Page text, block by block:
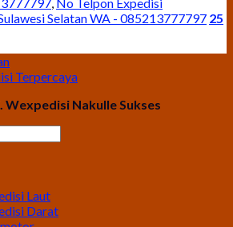
, No Telpon Expedisi
Selatan WA - 085213777797 25
Terpercaya
Wexpedisi Nakulle Sukses
Laut
Darat